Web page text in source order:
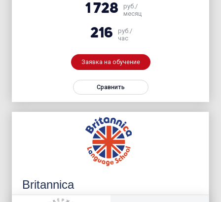
1 728
руб./
месяц
216
руб./
час
Заявка на обучение
Сравнить
Britannica